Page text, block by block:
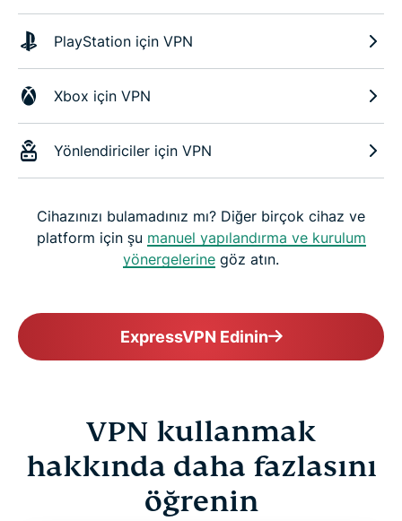
PlayStation için VPN
Xbox için VPN
Yönlendiriciler için VPN
Cihazınızı bulamadınız mı? Diğer birçok cihaz ve
platform için şu manuel yapılandırma ve kurulum
yönergelerine göz atın.
ExpressVPN Edinin
VPN kullanmak
hakkında daha fazlasını
öğrenin